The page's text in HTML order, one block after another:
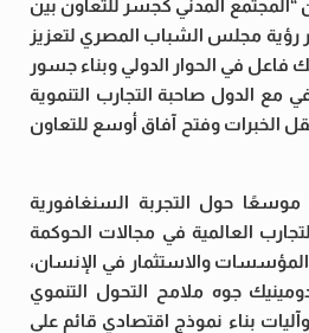
المدني كجسر للتعاون بين
رؤية مجلس الشباب المصري لتعزيز
فاعل في الحوار الدولي وبناء جسور
مع الدول صاحبة التجارب التنموية
الخبرات وفتح آفاق أوسع للتعاون
حول التجربة السنغافورية
العالمية في مجالات الحوكمة
المؤسسات والاستثمار في الإنسان،
جوه ملامح التحول التنموي
بناء نموذج اقتصادي قائم على